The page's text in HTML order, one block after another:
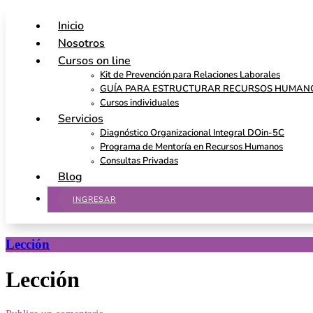
Inicio
Nosotros
Cursos on line
Kit de Prevención para Relaciones Laborales
GUÍA PARA ESTRUCTURAR RECURSOS
Cursos individuales
Servicios
Diagnóstico Organizacional Integral DOin-5C
Programa de Mentoría en Recursos Humanos
Consultas Privadas
Blog
INGRESAR
Lección
Lección